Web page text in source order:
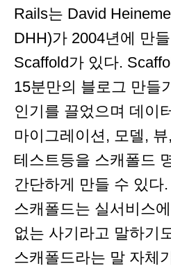
Rails는 David
DHH)가 2004년에 만
Scaffold가 있다.
15분만의 블로그 만들
인기를 끌었으며 데이
마이그레이션, 모델,
테스트등을 스캐폴드
간단하게 만들 수 있다
스캐폴드는 실서비스
없는 사기라고 말하기
스캐폴드라는 말 자체